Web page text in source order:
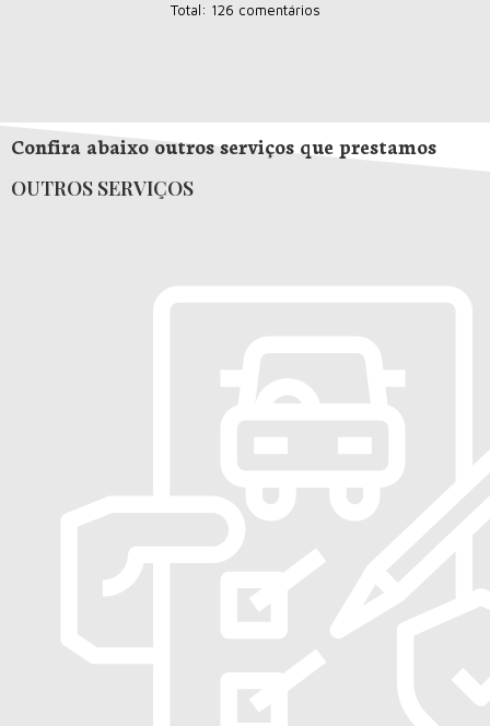
Total: 126 comentários
Confira abaixo outros serviços que prestamos
OUTROS SERVIÇOS